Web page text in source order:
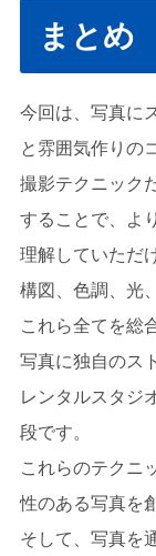
まとめ
今回は、写真に
と雰囲気作りの
撮影テクニック
することで、よ
理解していただ
構図、色調、光
これら全てを総
写真に独自のス
レンタルスタジ
段です。
これらのテクニ
性のある写真を
そして、写真を